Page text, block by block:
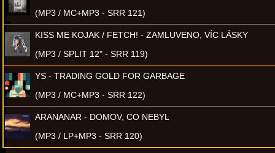
(MP3 / MC+MP3 - SRR 121)
KISS ME KOJAK / FETCH! - ZAMLUVENO, VÍC LÁSKY
(MP3 / SPLIT 12" - SRR 119)
YS - TRADING GOLD FOR GARBAGE
(MP3 / MC+MP3 - SRR 122)
ARANANAR - DOMOV, CO NEBYL
(MP3 / LP+MP3 - SRR 120)